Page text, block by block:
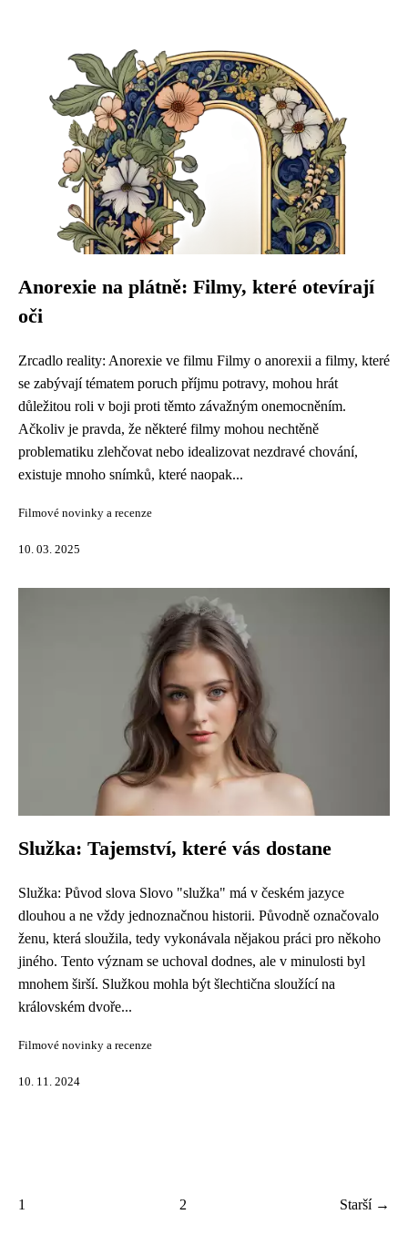
Anorexie na plátně: Filmy, které otevírají
oči
Zrcadlo reality: Anorexie ve filmu Filmy o anorexii a filmy, které
se zabývají tématem poruch příjmu potravy, mohou hrát
důležitou roli v boji proti těmto závažným onemocněním.
Ačkoliv je pravda, že některé filmy mohou nechtěně
problematiku zlehčovat nebo idealizovat nezdravé chování,
existuje mnoho snímků, které naopak...
Filmové novinky a recenze
10. 03. 2025
Služka: Tajemství, které vás dostane
Služka: Původ slova Slovo "služka" má v českém jazyce
dlouhou a ne vždy jednoznačnou historii. Původně označovalo
ženu, která sloužila, tedy vykonávala nějakou práci pro někoho
jiného. Tento význam se uchoval dodnes, ale v minulosti byl
mnohem širší. Služkou mohla být šlechtična sloužící na
královském dvoře...
Filmové novinky a recenze
10. 11. 2024
1 2 Starší →